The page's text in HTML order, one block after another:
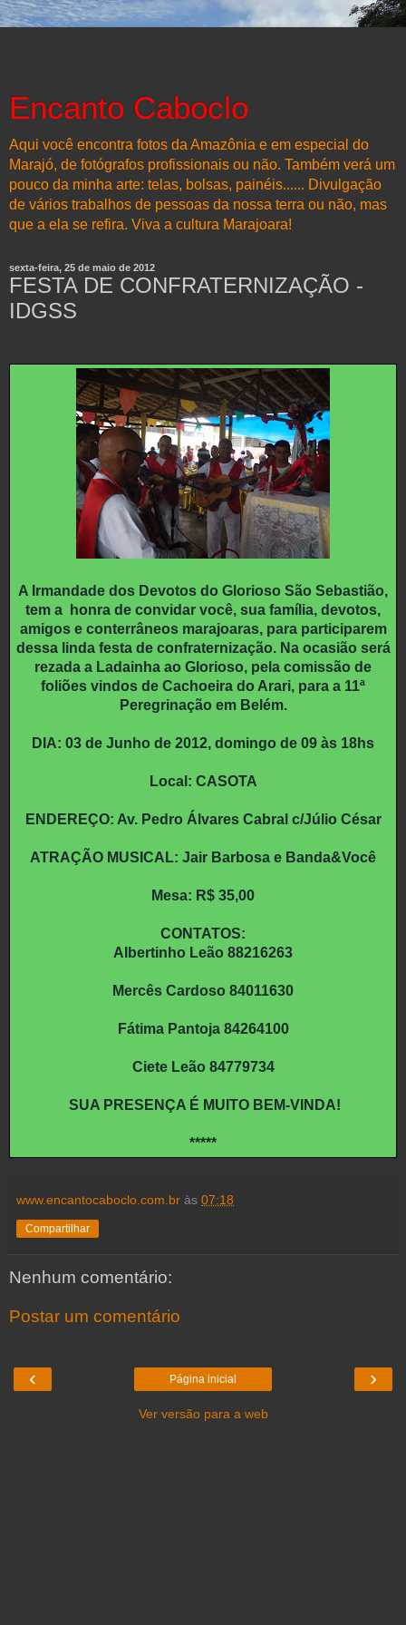
Encanto Caboclo
Aqui você encontra fotos da Amazônia e em especial do
Marajó, de fotógrafos profissionais ou não. Também verá um
pouco da minha arte: telas, bolsas, painéis...... Divulgação
de vários trabalhos de pessoas da nossa terra ou não, mas
que a ela se refira. Viva a cultura Marajoara!
sexta-feira, 25 de maio de 2012
FESTA DE CONFRATERNIZAÇÃO -
IDGSS
A Irmandade dos Devotos do Glorioso São Sebastião,
tem a honra de convidar você, sua família, devotos,
amigos e conterrâneos marajoaras, para participarem
dessa linda festa de confraternização. Na ocasião será
rezada a Ladainha ao Glorioso, pela comissão de
foliões vindos de Cachoeira do Arari, para a 11ª
Peregrinação em Belém.
DIA: 03 de Junho de 2012, domingo de 09 às 18hs
Local: CASOTA
ENDEREÇO: Av. Pedro Álvares Cabral c/Júlio César
ATRAÇÃO MUSICAL: Jair Barbosa e Banda&Você
Mesa: R$ 35,00
CONTATOS:
Albertinho Leão 88216263
Mercês Cardoso 84011630
Fátima Pantoja 84264100
Ciete Leão 84779734
SUA PRESENÇA É MUITO BEM-VINDA!
*****
www.encantocaboclo.com.br às 07:18
Compartilhar
Nenhum comentário:
Postar um comentário
‹ ›
Página inicial
Ver versão para a web